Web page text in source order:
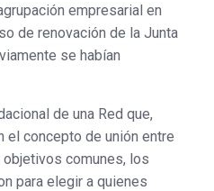
empresarial en
de renovación de la Junta
se habían
de una Red que,
el concepto de unión entre
comunes, los
para elegir a quienes